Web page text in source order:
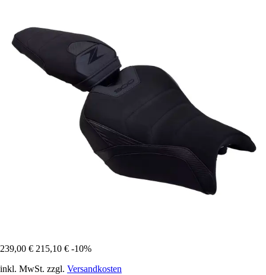
239,00 € 215,10 € -10%
inkl. MwSt. zzgl. Versandkosten